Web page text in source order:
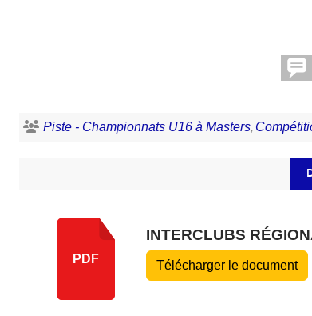
Piste - Championnats U16 à Masters
PDF
INTERCLUBS
Télécharger le document